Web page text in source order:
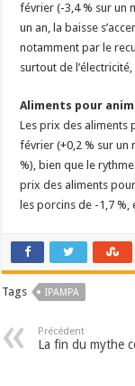
février (-3,4 % sur un
un an, la baisse
notamment par le
surtout de
Aliments pour
Les prix des aliments
février (+0,2 % sur un
%), bien que le
prix des aliments
les porcins de -1,7
Tags IPAMPA
Précédent
La fin du mythe